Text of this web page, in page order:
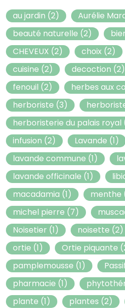
au jardin (2) Aurélie
beauté naturelle (2)
CHEVEUX (2) choix (2)
cuisine (2) decoction (2)
fenouil (2) herbes aux
herboriste (3)
herboristerie du palais royal
infusion (2) Lavande (1)
lavande commune (1)
lavande officinale (1)
macadamia (1) menthe
michel pierre (7)
Noisetier (1) noisette (2)
ortie (1) Ortie piquante
pamplemousse (1)
pharmacie (1)
plante (1) plantes (2)